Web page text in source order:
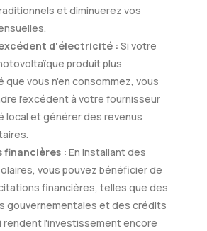
et diminuerez vos
d'électricité : Si votre
produit plus
vous n'en consommez, vous
l'excédent à votre fournisseur
local et générer des revenus
: En installant des
vous pouvez bénéficier de
financières, telles que des
gouvernementales et des crédits
rendent l'investissement encore